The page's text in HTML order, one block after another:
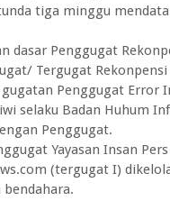
tiga minggu
dasar Penggugat
Tergugat
Penggugat Error
selaku Badan Huhum
Penggugat.
Yayasan Insan
(tergugat I)